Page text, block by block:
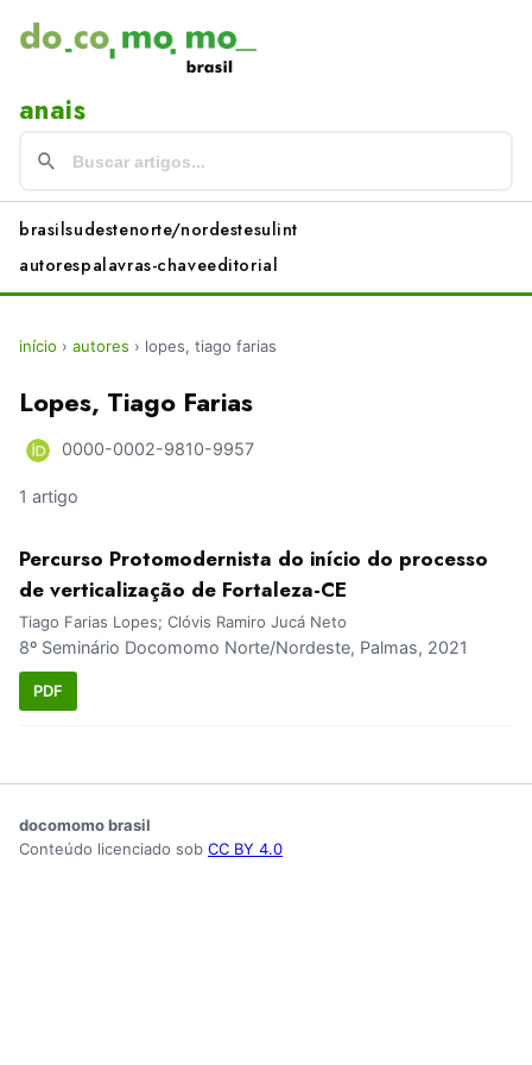
anais
brasilsudestenorte/nordestesulint
autorespalavras-chaveeditorial
início › autores › lopes, tiago farias
Lopes, Tiago Farias
0000-0002-9810-9957
1 artigo
Percurso Protomodernista do início do processo
de verticalização de Fortaleza-CE
Tiago Farias Lopes; Clóvis Ramiro Jucá Neto
8º Seminário Docomomo Norte/Nordeste, Palmas, 2021
PDF
docomomo brasil
Conteúdo licenciado sob CC BY 4.0